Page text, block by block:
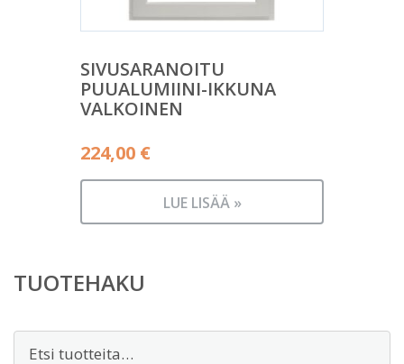
SIVUSARANOITU
PUUALUMIINI-IKKUNA
VALKOINEN
224,00 €
LUE LISÄÄ »
TUOTEHAKU